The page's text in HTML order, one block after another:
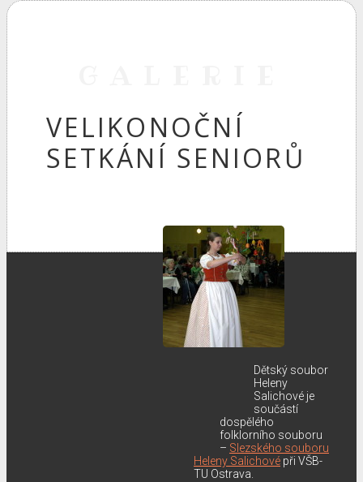
VELIKONOČNÍ
SETKÁNÍ SENIORŮ
Dětský soubor
Heleny
Salichové je
součástí
dospělého
folklorního souboru
– Slezského souboru
Heleny Salichové při VŠB-
TU Ostrava.